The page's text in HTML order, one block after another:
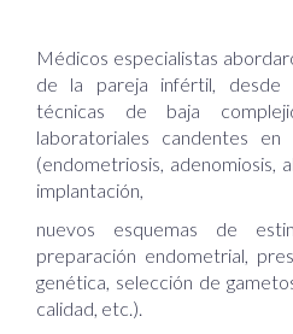
Médicos especialistas
de la pareja infértil, desde
técnicas de baja
laboratoriales candentes
(endometriosis, adenomiosis,
implantación,
nuevos esquemas de
preparación endometrial,
genética, selección de
calidad, etc.).